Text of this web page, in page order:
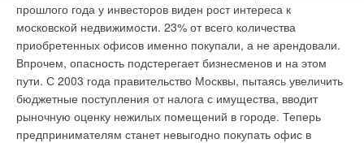
прошлого года у инвесторов виден рост интереса к
московской недвижимости. 23% от всего количества
приобретенных офисов именно покупали, а не арендовали.
Впрочем, опасность подстерегает бизнесменов и на этом
пути. С 2003 года правительство Москвы, пытаясь увеличить
бюджетные поступления от налога с имущества, вводит
рыночную оценку нежилых помещений в городе. Теперь
предпринимателям станет невыгодно покупать офис в